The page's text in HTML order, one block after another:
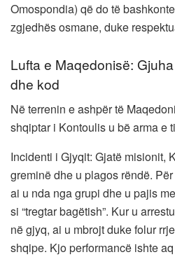
Omospondia) që do të
zgjedhës osmane, duke
Lufta e Maqedonisë:
dhe kod
Në terrenin e ashpër të
shqiptar i Kontoulis u bë arma e
Incidenti i Gjyqit: Gjatë misionit,
greminë dhe u plagos rëndë.
ai u nda nga grupi dhe u pajis
si “tregtar bagëtish”. Kur u
në gjyq, ai u mbrojt duke folur
shqipe. Kjo performancë ishte